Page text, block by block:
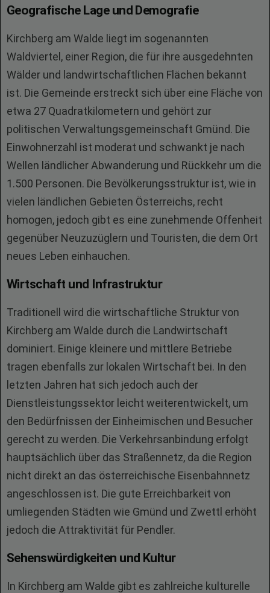
Geografische Lage und Demografie
Kirchberg am Walde liegt im sogenannten
Waldviertel, einer Region, die für ihre ausgedehnten
Wälder und landwirtschaftlichen Flächen bekannt
ist. Die Gemeinde erstreckt sich über eine Fläche von
etwa 27 Quadratkilometern und gehört zur
politischen Verwaltungsgemeinschaft Gmünd. Die
Einwohnerzahl ist moderat und schwankt je nach
Wellen ländlicher Abwanderung und Rückkehr um die
1.500 Personen. Die Bevölkerungsstruktur ist, wie in
vielen ländlichen Gebieten Österreichs, recht
homogen, jedoch gibt es eine zunehmende Offenheit
gegenüber Neuzuzüglern und Touristen, die dem Ort
neues Leben einhauchen.
Wirtschaft und Infrastruktur
Traditionell wird die wirtschaftliche Struktur von
Kirchberg am Walde durch die Landwirtschaft
dominiert. Einige kleinere und mittlere Betriebe
tragen ebenfalls zur lokalen Wirtschaft bei. In den
letzten Jahren hat sich jedoch auch der
Dienstleistungssektor leicht weiterentwickelt, um
den Bedürfnissen der Einheimischen und Besucher
gerecht zu werden. Die Verkehrsanbindung erfolgt
hauptsächlich über das Straßennetz, da die Region
nicht direkt an das österreichische Eisenbahnnetz
angeschlossen ist. Die gute Erreichbarkeit von
umliegenden Städten wie Gmünd und Zwettl erhöht
jedoch die Attraktivität für Pendler.
Sehenswürdigkeiten und Kultur
In Kirchberg am Walde gibt es zahlreiche kulturelle